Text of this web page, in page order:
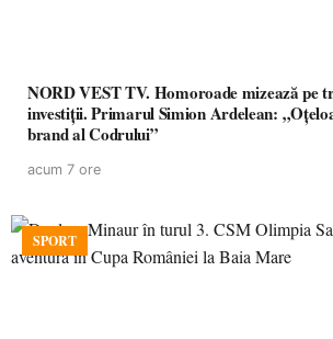
NORD VEST TV. Homoroade mizează pe
investiții. Primarul Simion Ardelean: „Oțeloaia rămâne un
brand al Codrului”
acum 7 ore
SPORT